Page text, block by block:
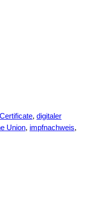
, digitaler
Union, impfnachweis